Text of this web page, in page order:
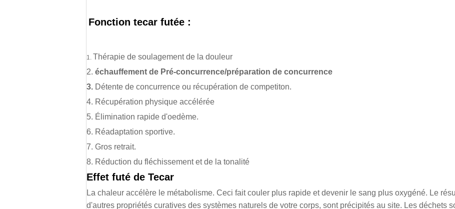
Fonction tecar futée :
1. Thérapie de soulagement de la douleur
2. échauffement de Pré-concurrence/préparation de concurrence
3. Détente de concurrence ou récupération de competiton.
4. Récupération physique accélérée
5. Élimination rapide d'oedème.
6. Réadaptation sportive.
7. Gros retrait.
8. Réduction du fléchissement et de la tonalité
Effet futé de Tecar
La chaleur accélère le métabolisme. Ceci fait couler plus rapide et devenir le sang plus oxygéné. Le
d'autres propriétés curatives des systèmes naturels de votre corps, sont précipités au site. Les déchets